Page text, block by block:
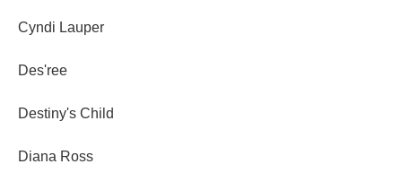
Cyndi Lauper
Des'ree
Destiny's Child
Diana Ross